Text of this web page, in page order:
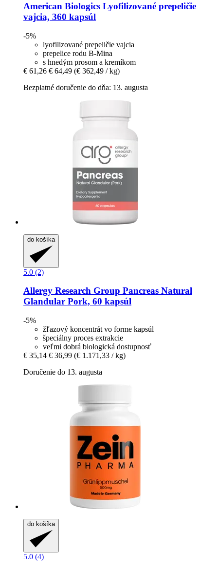
American Biologics Lyofilizované prepeličie
vajcia, 360 kapsúl
-5%
lyofilizované prepeličie vajcia
prepelice rodu B-Mina
s hnedým prosom a kremíkom
€ 61,26 € 64,49 (€ 362,49 / kg)
Bezplatné doručenie do dňa: 13. augusta
do košíka
5.0 (2)
Allergy Research Group Pancreas Natural
Glandular Pork, 60 kapsúl
-5%
žľazový koncentrát vo forme kapsúl
špeciálny proces extrakcie
veľmi dobrá biologická dostupnosť
€ 35,14 € 36,99 (€ 1.171,33 / kg)
Doručenie do 13. augusta
do košíka
5.0 (4)